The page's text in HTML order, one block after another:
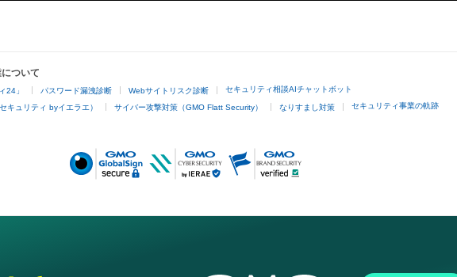
ついて
24」 パスワード漏洩診断 Webサイトリスク診断 セキュリティ相談AIチャットボット
キュリティ byイエラエ） サイバー攻撃対策（GMO Flatt Security） なりすまし対策 セキュリティ事業の軌跡